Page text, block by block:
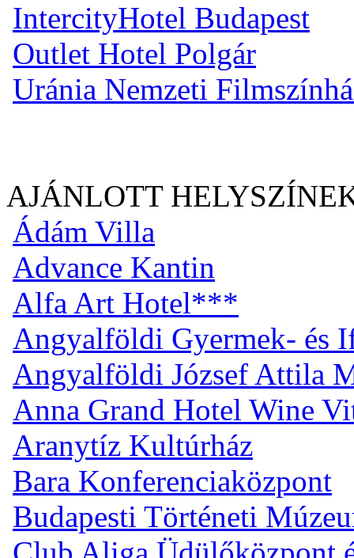
IntercityHotel Budapest
Outlet Hotel Polgár
Uránia Nemzeti
AJÁNLOTT
Ádám Villa
Advance Kantin
Alfa Art Hotel***
Angyalföldi Gyermek- és
Angyalföldi József Attila
Anna Grand Hotel Wine
Aranytíz Kultúrház
Bara Konferenciaközpont
Budapesti Történeti